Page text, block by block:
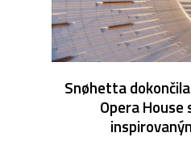
Snøhetta
Opera House